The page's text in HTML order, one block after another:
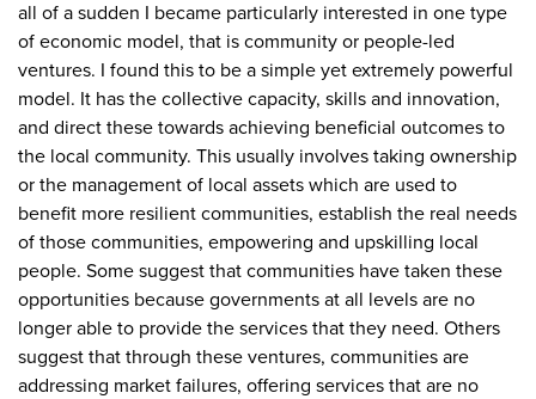
all of a sudden I became particularly interested in one type
of economic model, that is community or people-led
ventures. I found this to be a simple yet extremely powerful
model. It has the collective capacity, skills and innovation,
and direct these towards achieving beneficial outcomes to
the local community. This usually involves taking ownership
or the management of local assets which are used to
benefit more resilient communities, establish the real needs
of those communities, empowering and upskilling local
people. Some suggest that communities have taken these
opportunities because governments at all levels are no
longer able to provide the services that they need. Others
suggest that through these ventures, communities are
addressing market failures, offering services that are no